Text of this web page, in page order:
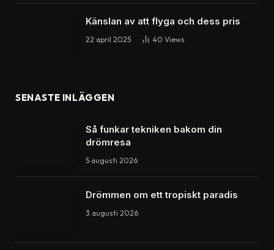
Känslan av att flyga och dess pris
22 april 2025 40 Views
SENASTE INLÄGGEN
Så funkar tekniken bakom din
drömresa
5 augusti 2026
Drömmen om ett tropiskt paradis
3 augusti 2026